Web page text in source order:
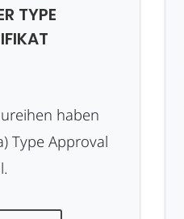
TYPE
haben
Type Approval